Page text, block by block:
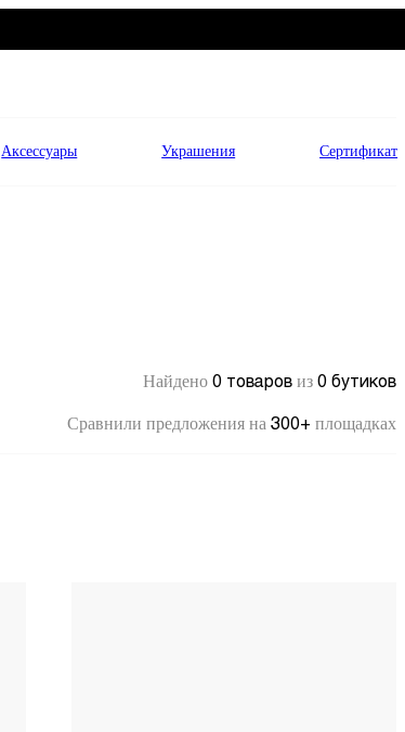
Аксессуары Украшения Сертификат
Найдено 0 товаров из 0 бутиков
Сравнили предложения на 300+ площадках